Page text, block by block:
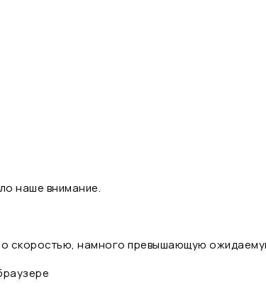
наше внимание.
скоростью, намного превышающую